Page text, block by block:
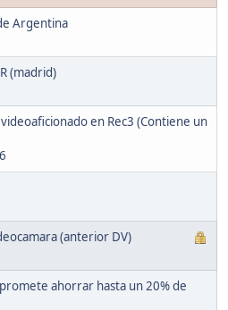
Argentina
(madrid)
en Rec3 (Contiene un
(anterior DV)
ahorrar hasta un 20% de